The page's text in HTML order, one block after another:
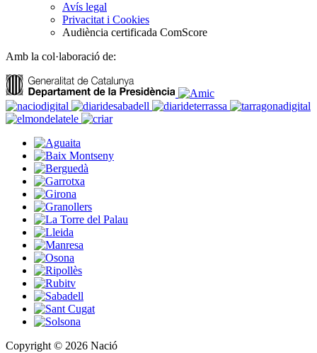
Avís legal
Privacitat i Cookies
Audiència certificada ComScore
Amb la col·laboració de:
Copyright © 2026 Nació